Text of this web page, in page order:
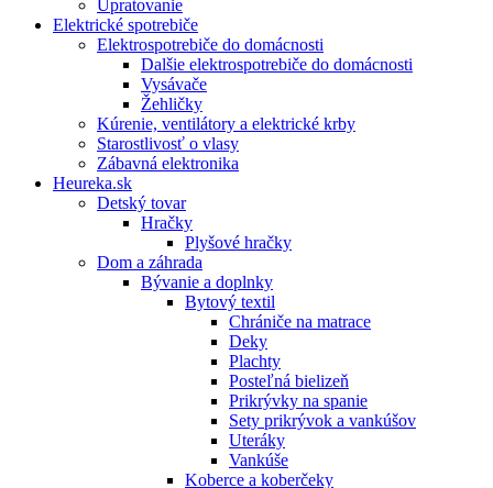
Upratovanie
Elektrické spotrebiče
Elektrospotrebiče do domácnosti
Dalšie elektrospotrebiče do domácnosti
Vysávače
Žehličky
Kúrenie, ventilátory a elektrické krby
Starostlivosť o vlasy
Zábavná elektronika
Heureka.sk
Detský tovar
Hračky
Plyšové hračky
Dom a záhrada
Bývanie a doplnky
Bytový textil
Chrániče na matrace
Deky
Plachty
Posteľná bielizeň
Prikrývky na spanie
Sety prikrývok a vankúšov
Uteráky
Vankúše
Koberce a koberčeky